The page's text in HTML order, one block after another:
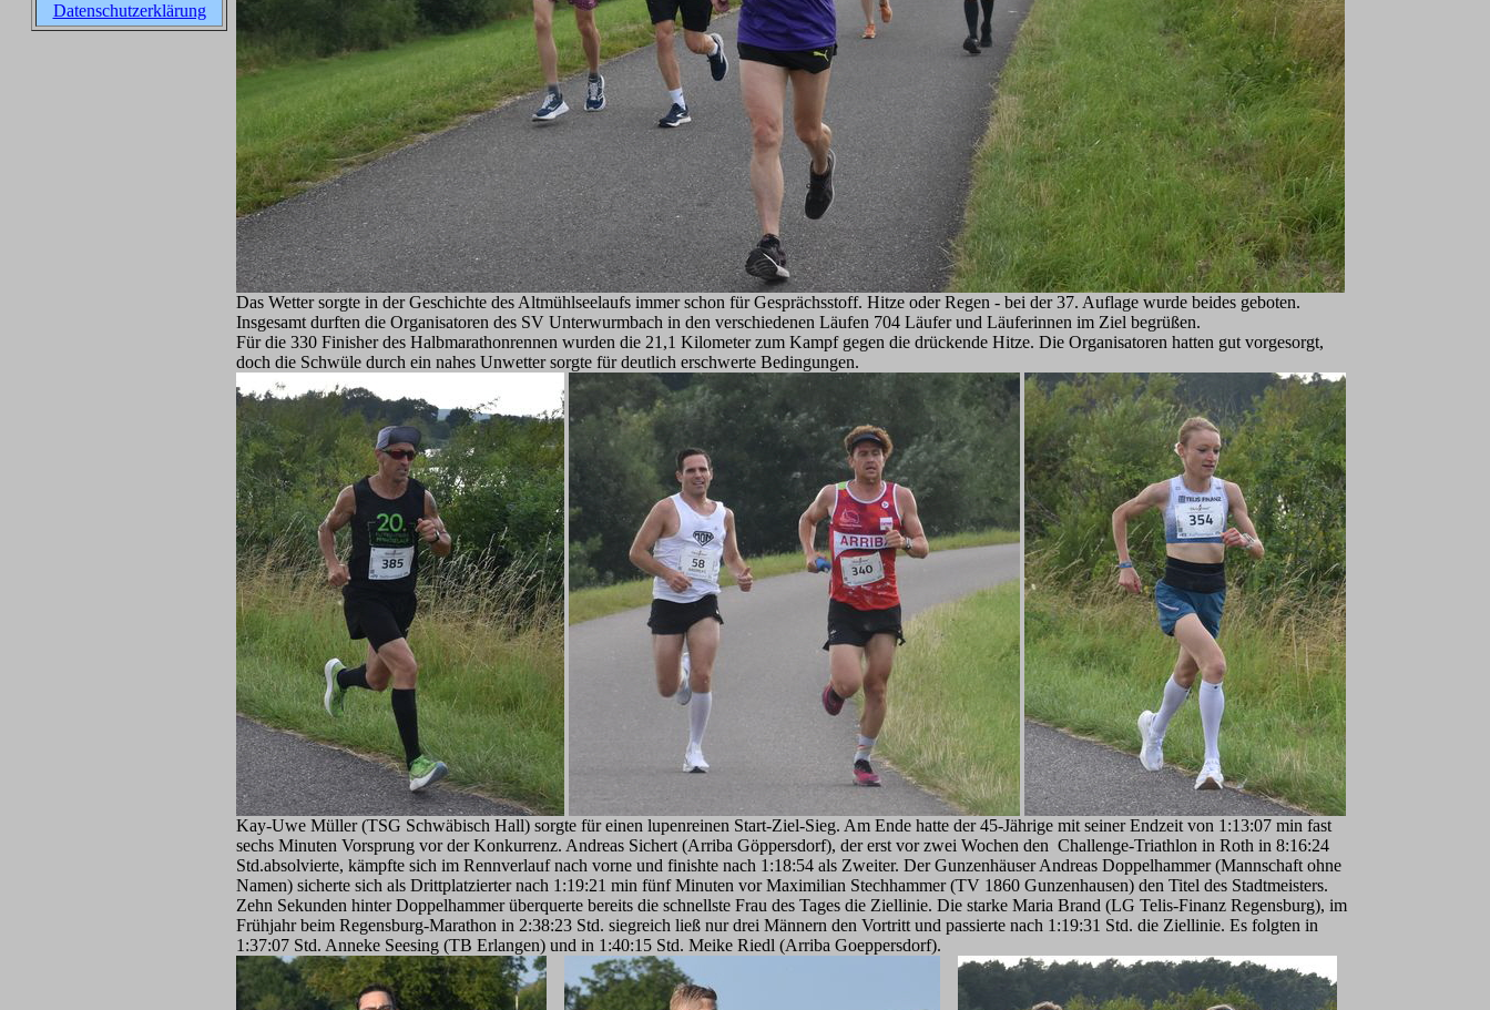
Datenschutzerklärung
Das Wetter sorgte in der Geschichte des Altmühlseelaufs immer schon für Gesprächsstoff. Hitze oder Regen - bei der 37. Auflage wurde beides geboten.
Insgesamt durften die Organisatoren des SV Unterwurmbach in den verschiedenen Läufen 704 Läufer und Läuferinnen im Ziel begrüßen.
Für die 330 Finisher des Halbmarathonrennen wurden die 21,1 Kilometer zum Kampf gegen die drückende Hitze. Die Organisatoren hatten gut vorgesorgt,
doch die Schwüle durch ein nahes Unwetter sorgte für deutlich erschwerte Bedingungen.
Kay-Uwe Müller (TSG Schwäbisch Hall) sorgte für einen lupenreinen Start-Ziel-Sieg. Am Ende hatte der 45-Jährige mit seiner Endzeit von 1:13:07 min fast
sechs Minuten Vorsprung vor der Konkurrenz. Andreas Sichert (Arriba Göppersdorf), der erst vor zwei Wochen den Challenge-Triathlon in Roth in 8:16:24
Std.absolvierte, kämpfte sich im Rennverlauf nach vorne und finishte nach 1:18:54 als Zweiter. Der Gunzenhäuser Andreas Doppelhammer (Mannschaft ohne
Namen) sicherte sich als Drittplatzierter nach 1:19:21 min fünf Minuten vor Maximilian Stechhammer (TV 1860 Gunzenhausen) den Titel des Stadtmeisters.
Zehn Sekunden hinter Doppelhammer überquerte bereits die schnellste Frau des Tages die Ziellinie. Die starke Maria Brand (LG Telis-Finanz Regensburg), im
Frühjahr beim Regensburg-Marathon in 2:38:23 Std. siegreich ließ nur drei Männern den Vortritt und passierte nach 1:19:31 Std. die Ziellinie. Es folgten in
1:37:07 Std. Anneke Seesing (TB Erlangen) und in 1:40:15 Std. Meike Riedl (Arriba Goeppersdorf).